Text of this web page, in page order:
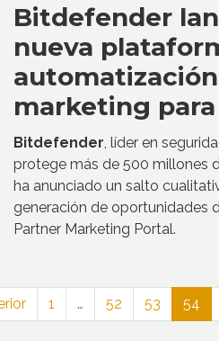
Bitdefender
nueva
marketing
Bitdefender, líder en
protege más de 500 millones
ha anunciado un salto
generación de oportunidades
Partner Marketing Portal.
1 … 52 53 54